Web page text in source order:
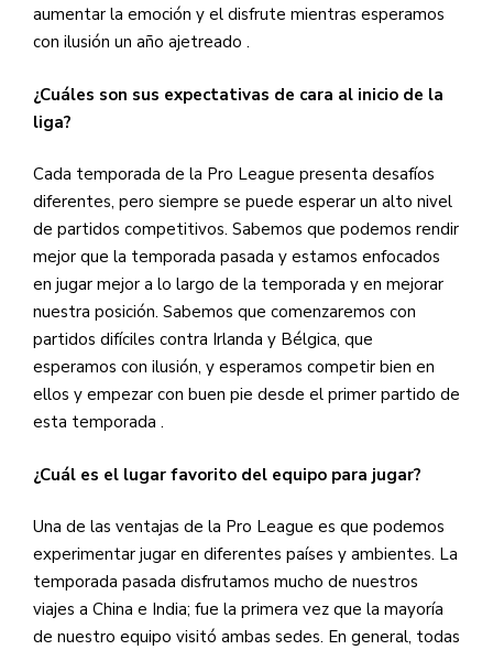
aumentar la emoción y el disfrute mientras esperamos
con ilusión un año ajetreado .
¿Cuáles son sus expectativas de cara al inicio de la
liga?
Cada temporada de la Pro League presenta desafíos
diferentes, pero siempre se puede esperar un alto nivel
de partidos competitivos. Sabemos que podemos rendir
mejor que la temporada pasada y estamos enfocados
en jugar mejor a lo largo de la temporada y en mejorar
nuestra posición. Sabemos que comenzaremos con
partidos difíciles contra Irlanda y Bélgica, que
esperamos con ilusión, y esperamos competir bien en
ellos y empezar con buen pie desde el primer partido de
esta temporada .
¿Cuál es el lugar favorito del equipo para jugar?
Una de las ventajas de la Pro League es que podemos
experimentar jugar en diferentes países y ambientes. La
temporada pasada disfrutamos mucho de nuestros
viajes a China e India; fue la primera vez que la mayoría
de nuestro equipo visitó ambas sedes. En general, todas